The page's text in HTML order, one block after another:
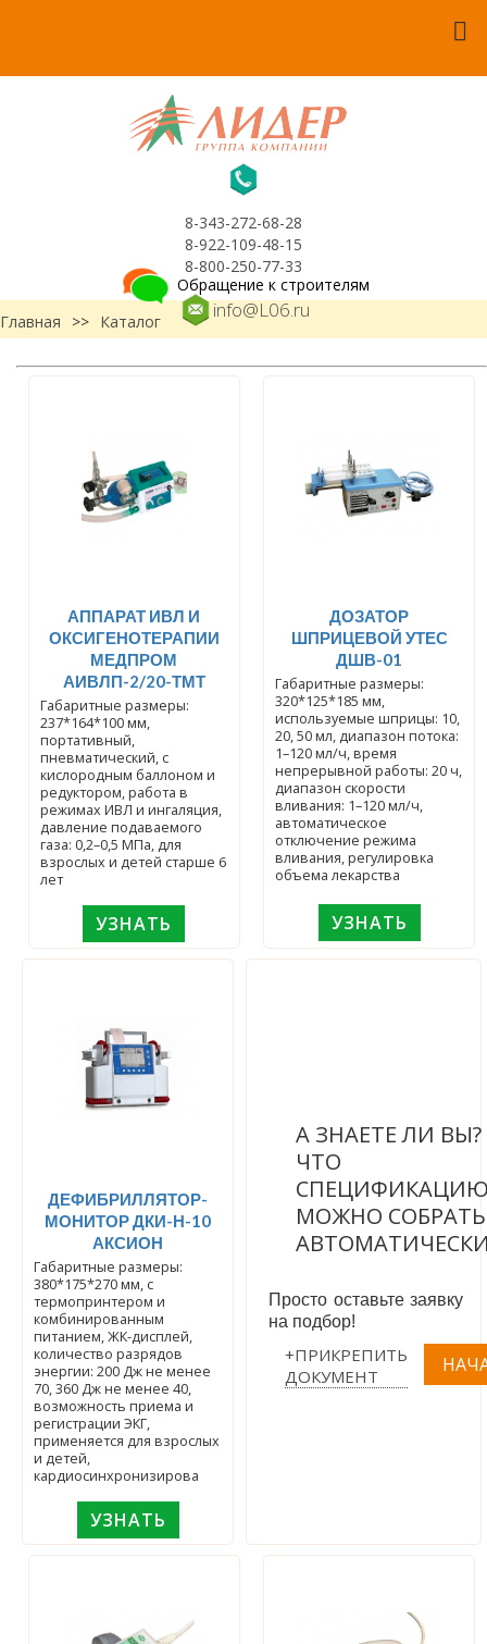
8-343-272-68-28
8-922-109-48-15
8-800-250-77-33
info@L06.ru
Обращение к строителям
Главная
>> Каталог
АППАРАТ ИВЛ И
ОКСИГЕНОТЕРАПИИ
МЕДПРОМ
АИВЛП-2/20-ТМТ
Габаритные размеры:
237*164*100 мм,
портативный,
пневматический, с
кислородным баллоном и
редуктором, работа в
режимах ИВЛ и ингаляция,
давление подаваемого
газа: 0,2–0,5 МПа, для
взрослых и детей старше 6
лет
УЗНАТЬ
ДОЗАТОР
ШПРИЦЕВОЙ УТЕС
ДШВ-01
Габаритные размеры:
320*125*185 мм,
используемые шприцы: 10,
20, 50 мл, диапазон потока:
1–120 мл/ч, время
непрерывной работы: 20 ч,
диапазон скорости
вливания: 1–120 мл/ч,
автоматическое
отключение режима
вливания, регулировка
объема лекарства
УЗНАТЬ
ДЕФИБРИЛЛЯТОР-
МОНИТОР ДКИ-Н-10
АКСИОН
Габаритные размеры:
380*175*270 мм, с
термопринтером и
комбинированным
питанием, ЖК-дисплей,
количество разрядов
энергии: 200 Дж не менее
70, 360 Дж не менее 40,
возможность приема и
регистрации ЭКГ,
применяется для взрослых
и детей,
кардиосинхронизирова
УЗНАТЬ
А ЗНАЕТЕ ЛИ ВЫ?
ЧТО
МОЖНО СОБРАТЬ
Просто оставьте заявку
на подбор!
+ПРИКРЕПИТЬ
ДОКУМЕНТ